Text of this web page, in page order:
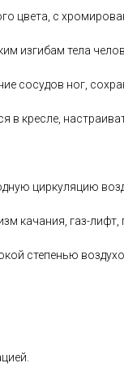
цвета, c
изгибам тела
сосудов ног,
в кресле,
циркуляцию
качания, газ-лифт,
степенью